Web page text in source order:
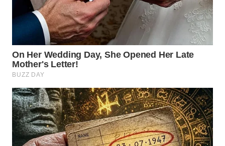
WN
CIREBON
WN
INDRAMAYU
WN
KUNINGAN
WN
MAJALENGKA